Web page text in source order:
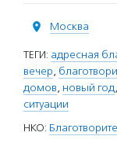
Москва
ТЕГИ: адресная
вечер,
домов, новый год,
ситуации
НКО: